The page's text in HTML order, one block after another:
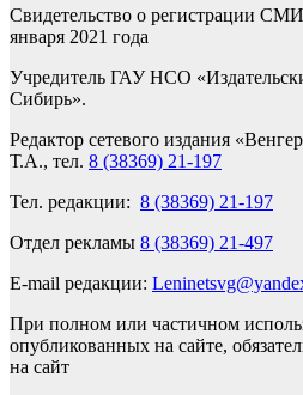
Свидетельство о регистрации
января 2021 года
Учредитель ГАУ НСО
Сибирь».
Редактор сетевого издания
Т.А., тел. 8 (38369) 21-197
Тел. редакции: 8 (38369) 21-197
Отдел рекламы 8 (38369) 21-497
E-mail редакции:
При полном или частичном
опубликованных на сайте,
на сайт